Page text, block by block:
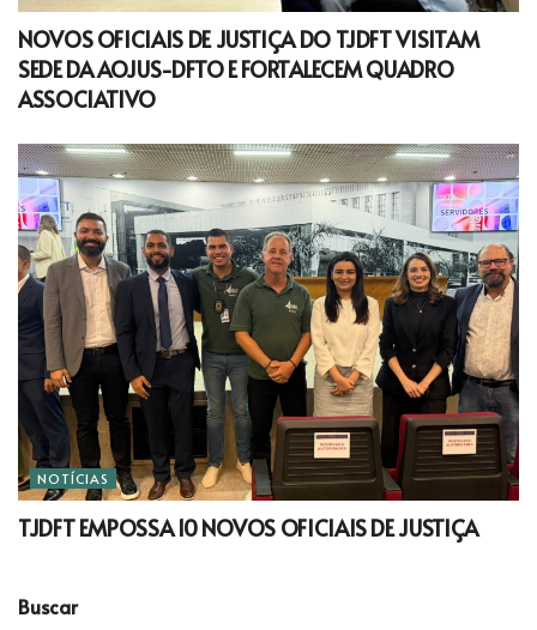
NOVOS OFICIAIS DE JUSTIÇA DO TJDFT VISITAM
SEDE DA AOJUS-DFTO E FORTALECEM QUADRO
ASSOCIATIVO
NOTÍCIAS
TJDFT EMPOSSA 10 NOVOS OFICIAIS DE JUSTIÇA
Buscar